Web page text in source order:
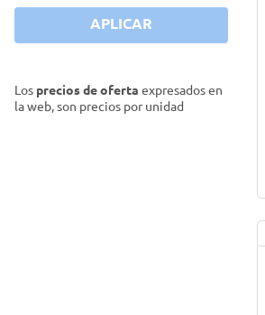
APLICAR
Los precios de oferta expresados en
la web, son precios por unidad